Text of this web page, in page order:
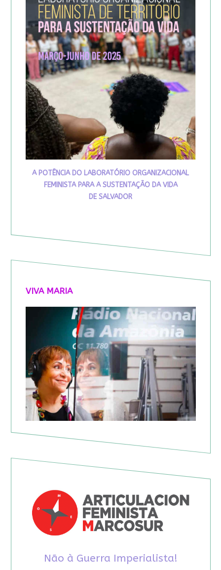
A POTÊNCIA DO LABORATÓRIO ORGANIZACIONAL
FEMINISTA PARA A SUSTENTAÇÃO DA VIDA
DE SALVADOR
VIVA MARIA
Não à Guerra Imperialista!